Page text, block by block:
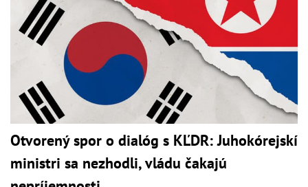
Otvorený spor o dialóg s KĽDR: Juhokórejskí
ministri sa nezhodli, vládu čakajú